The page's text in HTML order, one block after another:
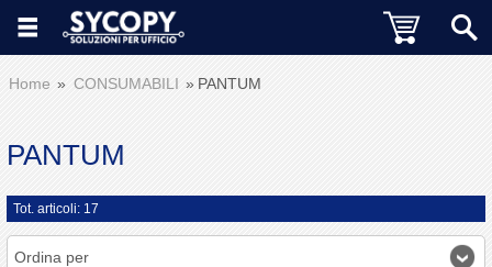
Home CONSUMABILI PANTUM
PANTUM
Tot. articoli: 17
Ordina per